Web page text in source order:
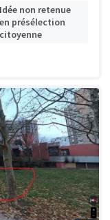
Idée non retenue
en présélection
citoyenne